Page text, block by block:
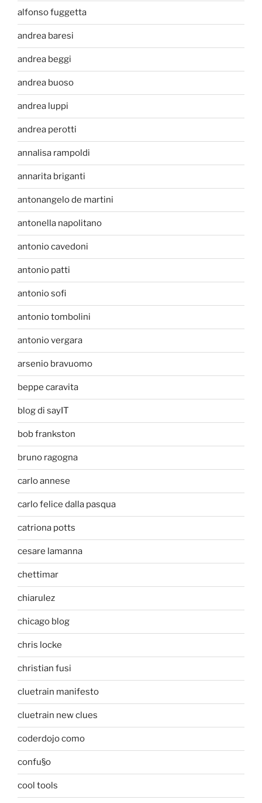
alfonso fuggetta
andrea baresi
andrea beggi
andrea buoso
andrea luppi
andrea perotti
annalisa rampoldi
annarita briganti
antonangelo de martini
antonella napolitano
antonio cavedoni
antonio patti
antonio sofi
antonio tombolini
antonio vergara
arsenio bravuomo
beppe caravita
blog di sayIT
bob frankston
bruno ragogna
carlo annese
carlo felice dalla pasqua
catriona potts
cesare lamanna
chettimar
chiarulez
chicago blog
chris locke
christian fusi
cluetrain manifesto
cluetrain new clues
coderdojo como
confu§o
cool tools